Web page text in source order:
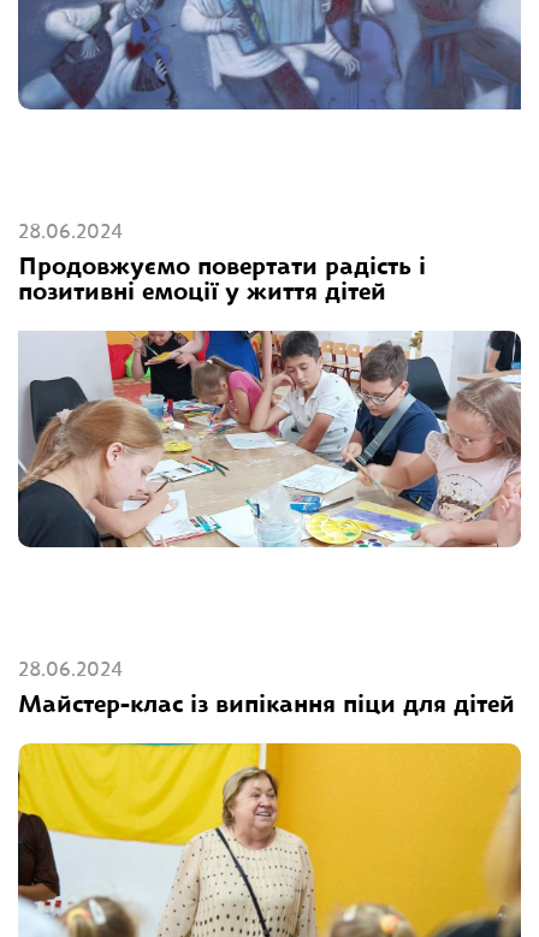
28.06.2024
Продовжуємо повертати радість і
позитивні емоції у життя дітей
28.06.2024
Майстер-клас із випікання піци для дітей